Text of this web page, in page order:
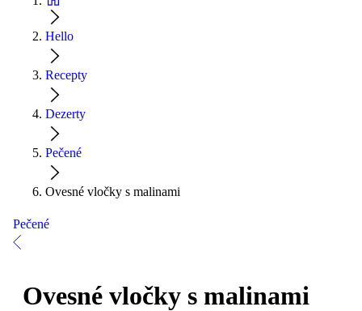
Hello
Recepty
Dezerty
Pečené
Ovesné vločky s malinami
Pečené
Ovesné vločky s malinami